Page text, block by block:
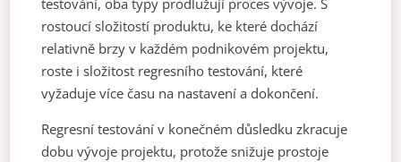
testování, oba typy prodlužují proces vývoje. S
rostoucí složitostí produktu, ke které dochází
relativně brzy v každém podnikovém projektu,
roste i složitost regresního testování, které
vyžaduje více času na nastavení a dokončení.
Regresní testování v konečném důsledku zkracuje
dobu vývoje projektu, protože snižuje prostoje